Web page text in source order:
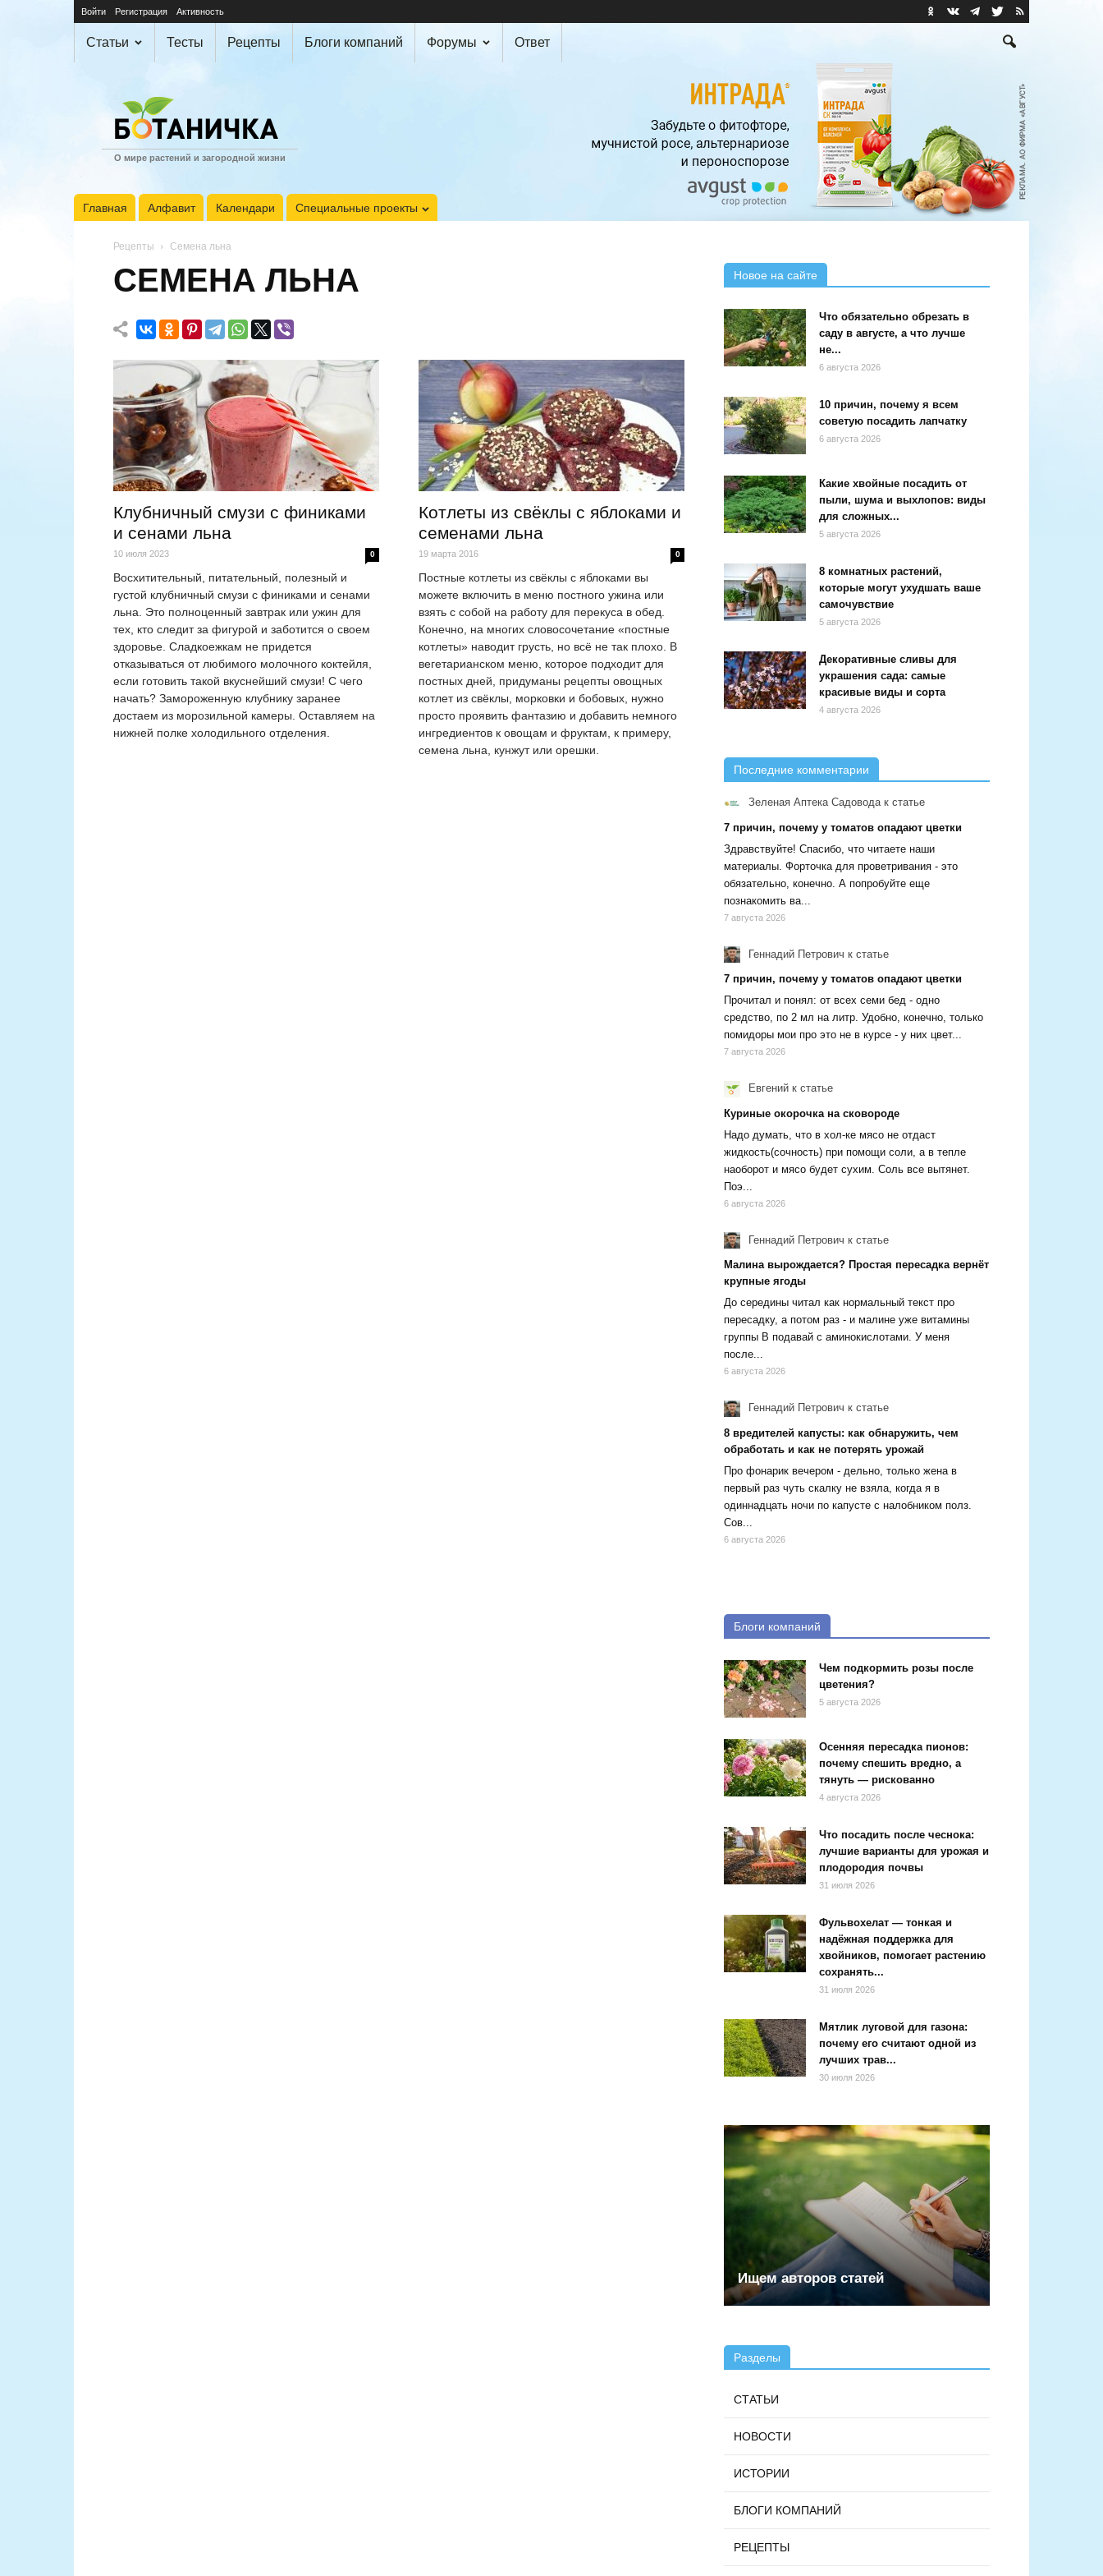
Войти Регистрация Активность
Статьи Тесты Рецепты Блоги компаний Форумы Ответ
О мире растений и загородной жизни
Главная Алфавит Календари Специальные проекты
Рецепты Семена льна
СЕМЕНА ЛЬНА
Клубничный смузи с финиками
и сенами льна
10 июля 2023 0
Восхитительный, питательный, полезный и
густой клубничный смузи с финиками и сенами
льна. Это полноценный завтрак или ужин для
тех, кто следит за фигурой и заботится о своем
здоровье. Сладкоежкам не придется
отказываться от любимого молочного коктейля,
если готовить такой вкуснейший смузи! С чего
начать? Замороженную клубнику заранее
достаем из морозильной камеры. Оставляем на
нижней полке холодильного отделения.
Котлеты из свёклы с яблоками и
семенами льна
19 марта 2016 0
Постные котлеты из свёклы с яблоками вы
можете включить в меню постного ужина или
взять с собой на работу для перекуса в обед.
Конечно, на многих словосочетание «постные
котлеты» наводит грусть, но всё не так плохо. В
вегетарианском меню, которое подходит для
постных дней, придуманы рецепты овощных
котлет из свёклы, морковки и бобовых, нужно
просто проявить фантазию и добавить немного
ингредиентов к овощам и фруктам, к примеру,
семена льна, кунжут или орешки.
Новое на сайте
Что обязательно обрезать в
саду в августе, а что лучше
не...
6 августа 2026
10 причин, почему я всем
советую посадить лапчатку
6 августа 2026
Какие хвойные посадить от
пыли, шума и выхлопов: виды
для сложных...
5 августа 2026
8 комнатных растений,
которые могут ухудшать ваше
самочувствие
5 августа 2026
Декоративные сливы для
украшения сада: самые
красивые виды и сорта
4 августа 2026
Последние комментарии
Зеленая Аптека Садоводак статье
7 причин, почему у томатов опадают цветки
Здравствуйте! Спасибо, что читаете наши
материалы. Форточка для проветривания - это
обязательно, конечно. А попробуйте еще
познакомить ва...
7 августа 2026
Геннадий Петрович к статье
7 причин, почему у томатов опадают цветки
Прочитал и понял: от всех семи бед - одно
средство, по 2 мл на литр. Удобно, конечно, только
помидоры мои про это не в курсе - у них цвет...
7 августа 2026
Евгений к статье
Куриные окорочка на сковороде
Надо думать, что в хол-ке мясо не отдаст
жидкость(сочность) при помощи соли, а в тепле
наоборот и мясо будет сухим. Соль все вытянет.
Поэ...
6 августа 2026
Геннадий Петрович к статье
Малина вырождается? Простая пересадка вернёт
крупные ягоды
До середины читал как нормальный текст про
пересадку, а потом раз - и малине уже витамины
группы В подавай с аминокислотами. У меня
после...
6 августа 2026
Геннадий Петрович к статье
8 вредителей капусты: как обнаружить, чем
обработать и как не потерять урожай
Про фонарик вечером - дельно, только жена в
первый раз чуть скалку не взяла, когда я в
одиннадцать ночи по капусте с налобником полз.
Сов...
6 августа 2026
Блоги компаний
Чем подкормить розы после
цветения?
5 августа 2026
Осенняя пересадка пионов:
почему спешить вредно, а
тянуть — рискованно
4 августа 2026
Что посадить после чеснока:
лучшие варианты для урожая и
плодородия почвы
31 июля 2026
Фульвохелат — тонкая и
надёжная поддержка для
хвойников, помогает растению
сохранять...
31 июля 2026
Мятлик луговой для газона:
почему его считают одной из
лучших трав...
30 июля 2026
Ищем авторов статей
Разделы
СТАТЬИ
НОВОСТИ
ИСТОРИИ
БЛОГИ КОМПАНИЙ
РЕЦЕПТЫ